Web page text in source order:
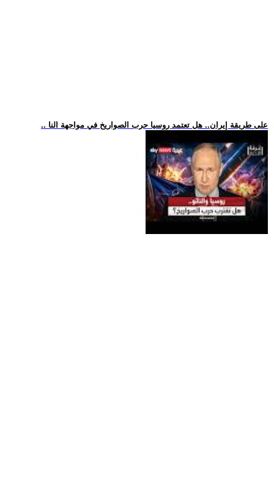
.. على طريقة إيران.. هل تعتمد روسيا حرب الصواريخ في مواجهة النا